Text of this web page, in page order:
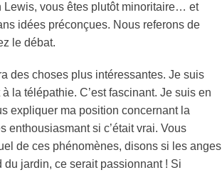
Lewis, vous êtes plutôt minoritaire… et
idées préconçues. Nous referons de
le débat.
des choses plus intéressantes. Je suis
à la télépathie. C’est fascinant. Je suis en
expliquer ma position concernant la
enthousiasmant si c’était vrai. Vous
de ces phénomènes, disons si les anges
jardin, ce serait passionnant ! Si